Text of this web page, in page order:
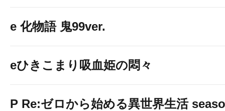
e 化物語 鬼99ver.
eひきこまり吸血姫の悶々
P Re:ゼロから始める異世界生活